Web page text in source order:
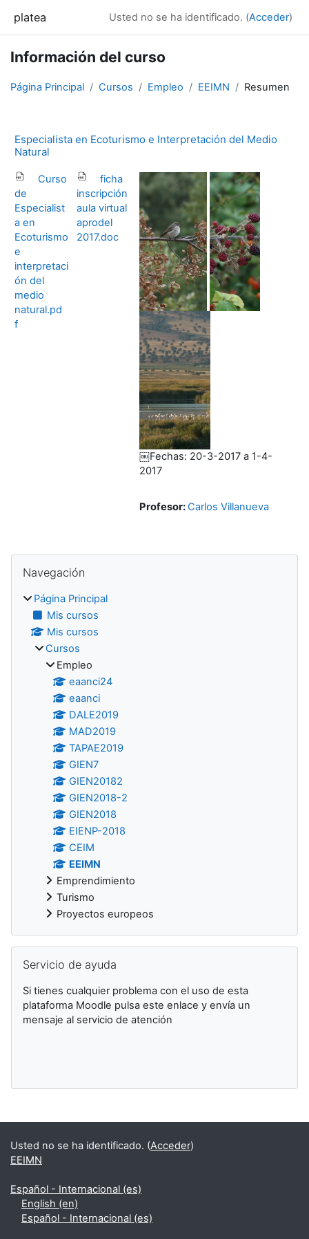
platea Usted no se ha identificado. (Acceder)
Información del curso
Página Principal Cursos Empleo EEIMN Resumen
Especialista en Ecoturismo e Interpretación del Medio
Natural
Curso
de
Especialist
a en
Ecoturismo
e
interpretaci
ón del
medio
natural.pd
f
ficha
inscripción
aula virtual
aprodel
2017.doc
￼Fechas: 20-3-2017 a 1-4-
2017
Profesor:Carlos Villanueva
Bloques
Navegación
Página Principal
Mis cursos
Mis cursos
Cursos
Empleo
eaanci24
eaanci
DALE2019
MAD2019
TAPAE2019
GIEN7
GIEN20182
GIEN2018-2
GIEN2018
EIENP-2018
CEIM
EEIMN
Emprendimiento
Turismo
Proyectos europeos
Servicio de ayuda
Si tienes cualquier problema con el uso de esta
plataforma Moodle pulsa este enlace y envía un
mensaje al servicio de atención
Bloques suplementarios
Usted no se ha identificado. (Acceder)
EEIMN
Español - Internacional ‎(es)‎
English ‎(en)‎
Español - Internacional ‎(es)‎